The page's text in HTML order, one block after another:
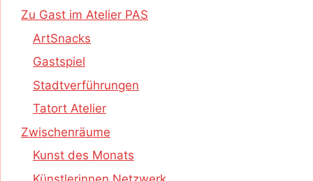
Zu Gast im Atelier PAS
ArtSnacks
Gastspiel
Stadtverführungen
Tatort Atelier
Zwischenräume
Kunst des Monats